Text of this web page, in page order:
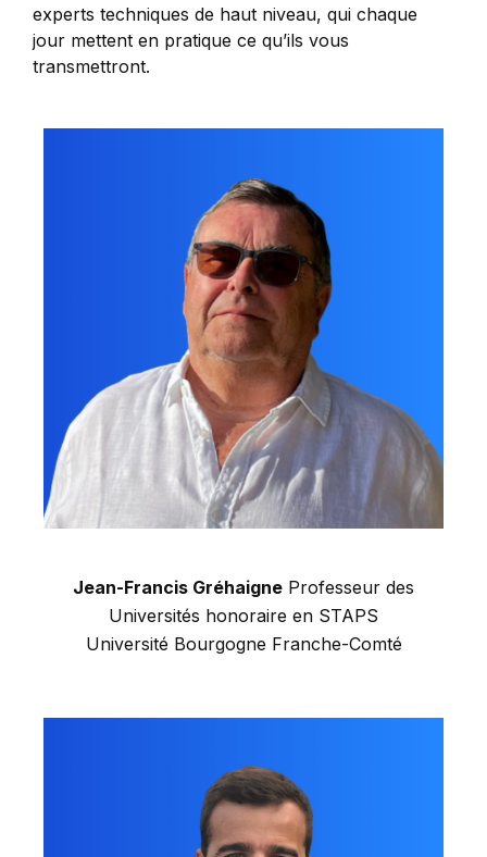
experts techniques de haut niveau, qui chaque
jour mettent en pratique ce qu’ils vous
transmettront.
Jean-Francis Gréhaigne Professeur des
Universités honoraire en STAPS
Université Bourgogne Franche-Comté